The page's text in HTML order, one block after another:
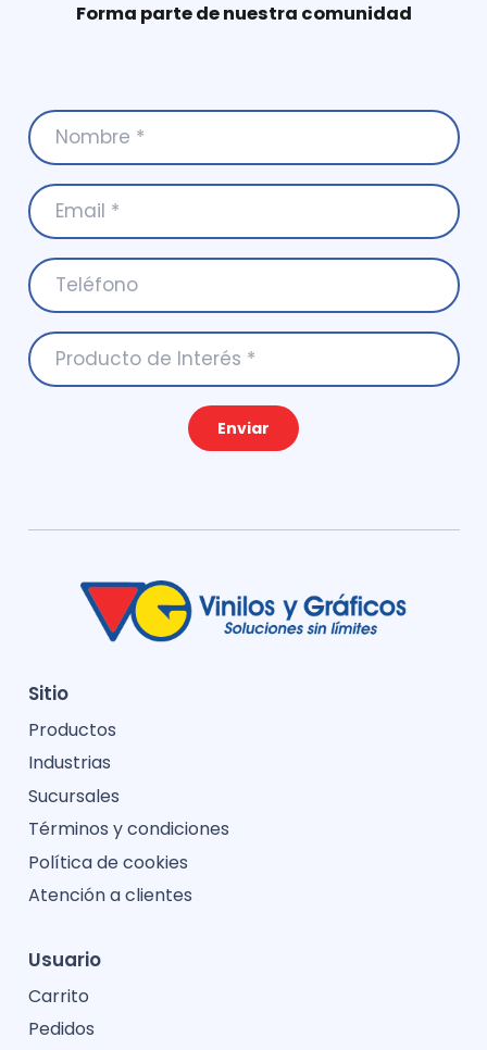
Forma parte de nuestra comunidad
Enviar
Sitio
Productos
Industrias
Sucursales
Términos y condiciones
Política de cookies
Atención a clientes
Usuario
Carrito
Pedidos